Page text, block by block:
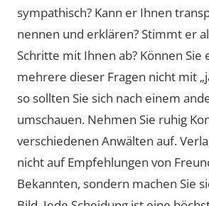
sympathisch? Kann er Ihnen
nennen und erklären? Stimmt er
Schritte mit Ihnen ab? Können Sie
mehrere dieser Fragen nicht mit
so sollten Sie sich nach einem
umschauen. Nehmen Sie ruhig
verschiedenen Anwälten auf.
nicht auf Empfehlungen von
Bekannten, sondern machen Sie